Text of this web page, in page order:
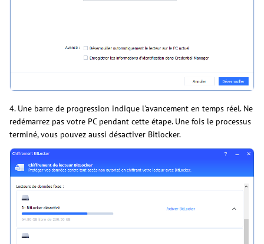
4. Une barre de progression indique l'avancement en temps réel. Ne
redémarrez pas votre PC pendant cette étape. Une fois le processus
terminé, vous pouvez aussi désactiver Bitlocker.